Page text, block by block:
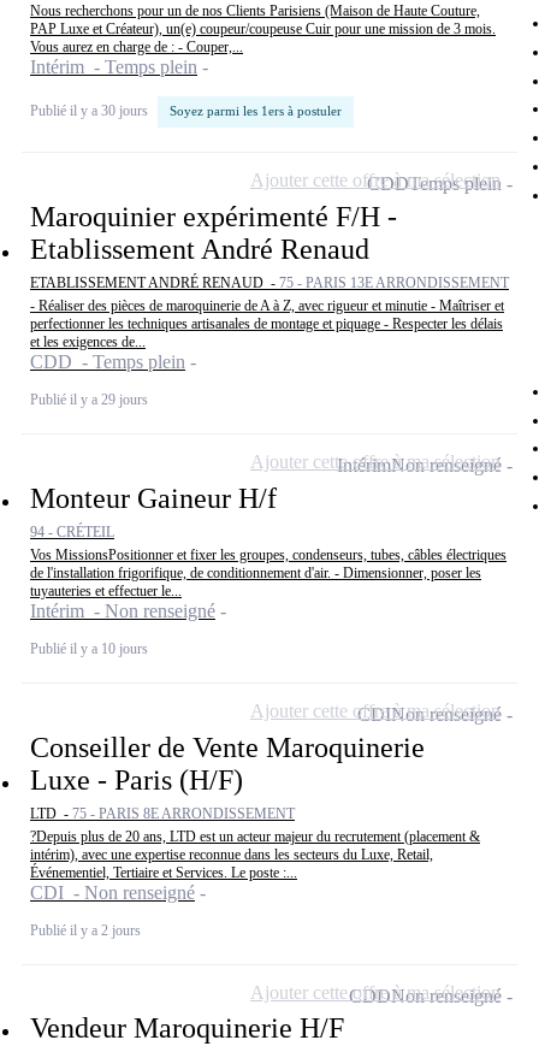
Nous recherchons pour un de nos Clients Parisiens (Maison de Haute Couture,
PAP Luxe et Créateur), un(e) coupeur/coupeuse Cuir pour une mission de 3 mois.
Vous aurez en charge de : - Couper,...
Intérim - Temps plein
Publié il y a 30 jours Soyez parmi les 1ers à postuler
Maroquinier expérimenté F/H -
Etablissement André Renaud
ETABLISSEMENT ANDRÉ RENAUD - 75 - PARIS 13E ARRONDISSEMENT
- Réaliser des pièces de maroquinerie de A à Z, avec rigueur et minutie - Maîtriser et
perfectionner les techniques artisanales de montage et piquage - Respecter les délais
et les exigences de...
CDD - Temps plein
Publié il y a 29 jours
CDDTemps plein
Ajouter cette offre à ma sélection
Monteur Gaineur H/f
94 - CRÉTEIL
Vos MissionsPositionner et fixer les groupes, condenseurs, tubes, câbles électriques
de l'installation frigorifique, de conditionnement d'air. - Dimensionner, poser les
tuyauteries et effectuer le...
Intérim - Non renseigné
Publié il y a 10 jours
IntérimNon renseigné
Ajouter cette offre à ma sélection
Conseiller de Vente Maroquinerie
Luxe - Paris (H/F)
LTD - 75 - PARIS 8E ARRONDISSEMENT
?Depuis plus de 20 ans, LTD est un acteur majeur du recrutement (placement &
intérim), avec une expertise reconnue dans les secteurs du Luxe, Retail,
Événementiel, Tertiaire et Services. Le poste :...
CDI - Non renseigné
Publié il y a 2 jours
CDINon renseigné
Ajouter cette offre à ma sélection
Vendeur Maroquinerie H/F
CDDNon renseigné
Ajouter cette offre à ma sélection